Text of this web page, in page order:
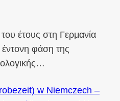
έτους στη Γερμανία
έντονη φάση της